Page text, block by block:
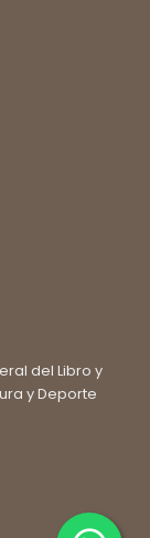
del Libro y
y Deporte